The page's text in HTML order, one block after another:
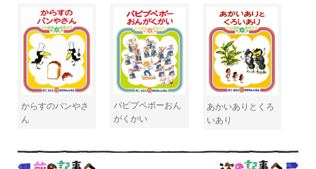
からすのパンやさ
ん
パピプペポーおん
がくかい
あかいありとくろ
いあり